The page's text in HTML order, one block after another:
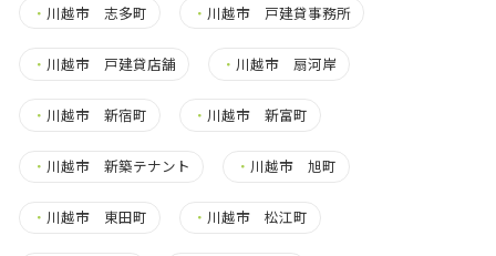
・ 川越市 志多町 ・ 川越市 戸建貸事務所
・ 川越市 戸建貸店舗 ・ 川越市 扇河岸
・ 川越市 新宿町 ・ 川越市 新富町
・ 川越市 新築テナント ・ 川越市 旭町
・ 川越市 東田町 ・ 川越市 松江町